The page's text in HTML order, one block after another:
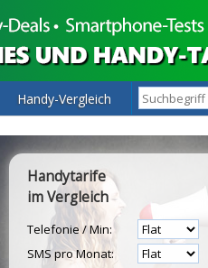
Handy-Vergleich
Handytarife
im Vergleich
Telefonie / Min:
SMS pro Monat: